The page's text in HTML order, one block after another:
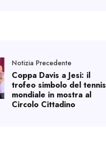
Notizia Precedente
Coppa Davis a Jesi: il
trofeo simbolo del tennis
mondiale in mostra al
Circolo Cittadino